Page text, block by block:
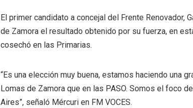
El primer candidato a concejal del Frente Renovador,
de Zamora el resultado obtenido por su fuerza, en
cosechó en las Primarias.
“Es una elección muy buena, estamos haciendo una
Lomas de Zamora que en las PASO. Somos el foco
Aires”, señaló Mércuri en FM VOCES.